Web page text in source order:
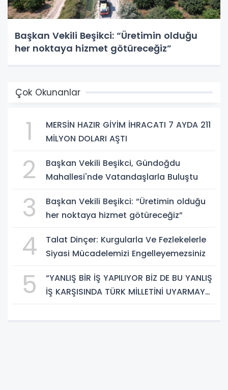
Başkan Vekili Beşikci: “Üretimin olduğu
her noktaya hizmet götüreceğiz”
Çok Okunanlar
1
MERSİN HAZIR GİYİM İHRACATI 7 AYDA 211
MİLYON DOLARI AŞTI
2
Başkan Vekili Beşikci, Gündoğdu
Mahallesi'nde Vatandaşlarla Buluştu
3
Başkan Vekili Beşikci: “Üretimin olduğu
her noktaya hizmet götüreceğiz”
4
Talat Dinçer: Kurgularla Ve Fezlekelerle
Siyasi Mücadelemizi Engelleyemezsiniz
5
“YANLIŞ BİR İŞ YAPILIYOR BİZ DE BU YANLIŞ
İŞ KARŞISINDA TÜRK MİLLETİNİ UYARMAYA